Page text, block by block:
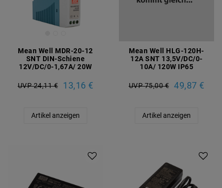
Mean Well MDR-20-12
SNT DIN-Schiene
12V/DC/0-1,67A/ 20W
UVP 24,11 € 13,16 €
Artikel anzeigen
Mean Well HLG-120H-
12A SNT 13,5V/DC/0-
10A/ 120W IP65
UVP 75,00 € 49,87 €
Artikel anzeigen